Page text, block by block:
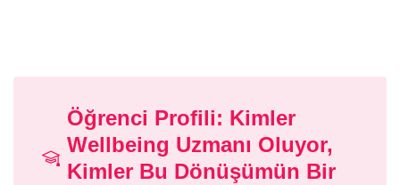
Öğrenci Profili: Kimler
Wellbeing Uzmanı Oluyor,
Kimler Bu Dönüşümün Bir